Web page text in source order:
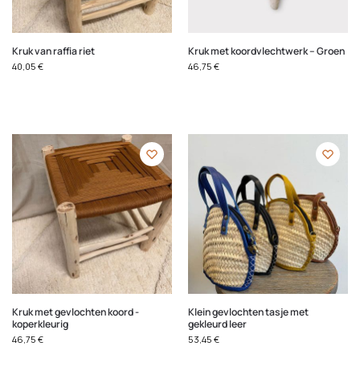
Kruk van raffia riet
40,05 €
Kruk met koordvlechtwerk – Groen
46,75 €
Kruk met gevlochten koord -
koperkleurig
46,75 €
Klein gevlochten tasje met
gekleurd leer
53,45 €